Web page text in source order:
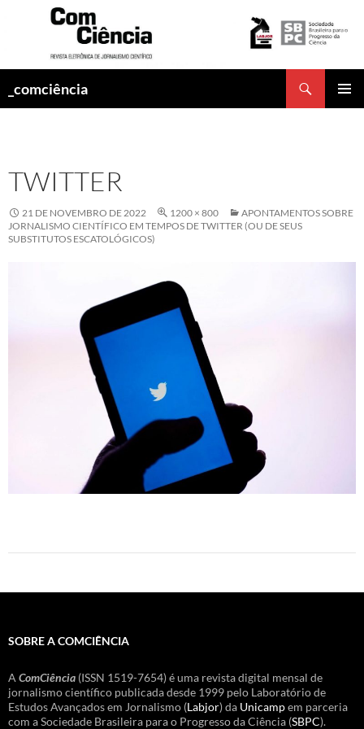
_comciência
TWITTER
21 DE NOVEMBRO DE 2022 1200 × 800
APONTAMENTOS SOBRE
JORNALISMO CIENTÍFICO EM TEMPOS DE TWITTER (OU DE SEUS
SUBSTITUTOS ESCATOLÓGICOS)
SOBRE A COMCIÊNCIA
A ComCiência (ISSN 1519-7654) é uma revista digital mensal de
jornalismo científico publicada desde 1999 pelo Laboratório de
Estudos Avançados em Jornalismo (Labjor) da Unicampem parceria
com a Sociedade Brasileira para o Progresso da Ciência (SBPC).